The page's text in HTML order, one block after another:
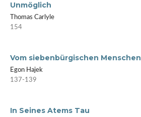
Unmöglich
Thomas Carlyle
154
Vom siebenbürgischen Menschen
Egon Hajek
137-139
In Seines Atems Tau